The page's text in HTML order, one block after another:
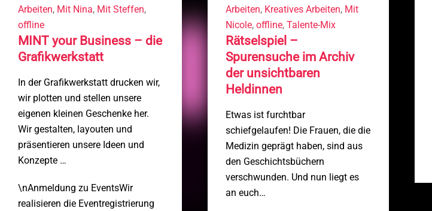
Arbeiten, Mit Nina, Mit Steffen,
offline
MINT your Business – die
Grafikwerkstatt
In der Grafikwerkstatt drucken wir,
wir plotten und stellen unsere
eigenen kleinen Geschenke her.
Wir gestalten, layouten und
präsentieren unsere Ideen und
Konzepte …
\nAnmeldung zu EventsWir
realisieren die Eventregistrierung
Arbeiten, Kreatives Arbeiten, Mit
Nicole, offline, Talente-Mix
Rätselspiel –
Spurensuche im Archiv
der unsichtbaren
Heldinnen
Etwas ist furchtbar
schiefgelaufen! Die Frauen, die die
Medizin geprägt haben, sind aus
den Geschichtsbüchern
verschwunden. Und nun liegt es
an euch…